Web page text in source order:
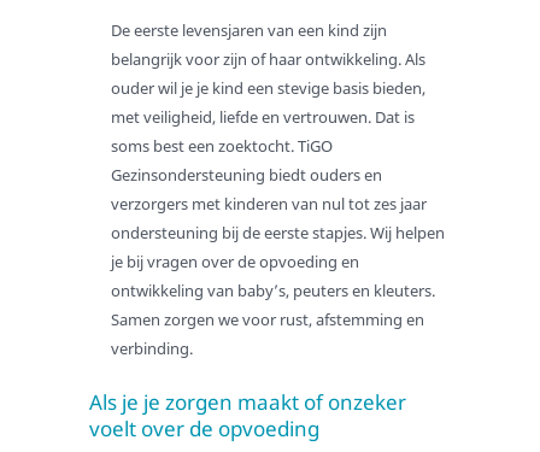
De eerste levensjaren van een kind zijn
belangrijk voor zijn of haar ontwikkeling. Als
ouder wil je je kind een stevige basis bieden,
met veiligheid, liefde en vertrouwen. Dat is
soms best een zoektocht. TiGO
Gezinsondersteuning biedt ouders en
verzorgers met kinderen van nul tot zes jaar
ondersteuning bij de eerste stapjes. Wij helpen
je bij vragen over de opvoeding en
ontwikkeling van baby’s, peuters en kleuters.
Samen zorgen we voor rust, afstemming en
verbinding.
Als je je zorgen maakt of onzeker
voelt over de opvoeding
Ondersteuning
Bij de eerste stapjes
Bij opvoeding en gedrag
Bij zorgintensieve kinderen
Bij dyscalculie
Bij hoogbegaafdheid
Bij ADD en ADHD
Bij autisme
Bij hechting